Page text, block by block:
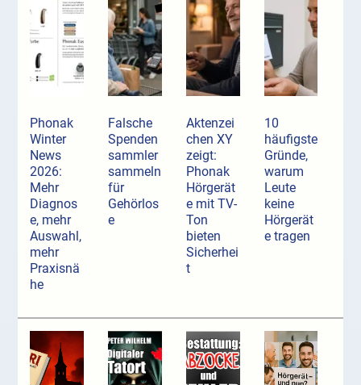
Phonak
Winter
News
2026:
Mehr
Diagnos
e, mehr
Auswahl,
mehr
Praxisnä
he
Falsche
Spenden
sammler
sammeln
für
Gehörlos
e
Aktenzei
chen XY
zeigt:
Phonak
Hörgerät
e mit TV-
Ton
bieten
Sicherhei
t
10
häufigste
Gründe,
warum
Leute
keine
Hörgerät
e tragen